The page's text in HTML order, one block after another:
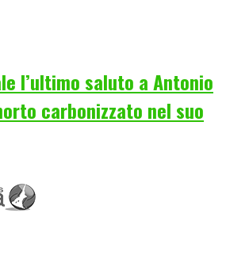
l’ultimo saluto a Antonio
carbonizzato nel suo